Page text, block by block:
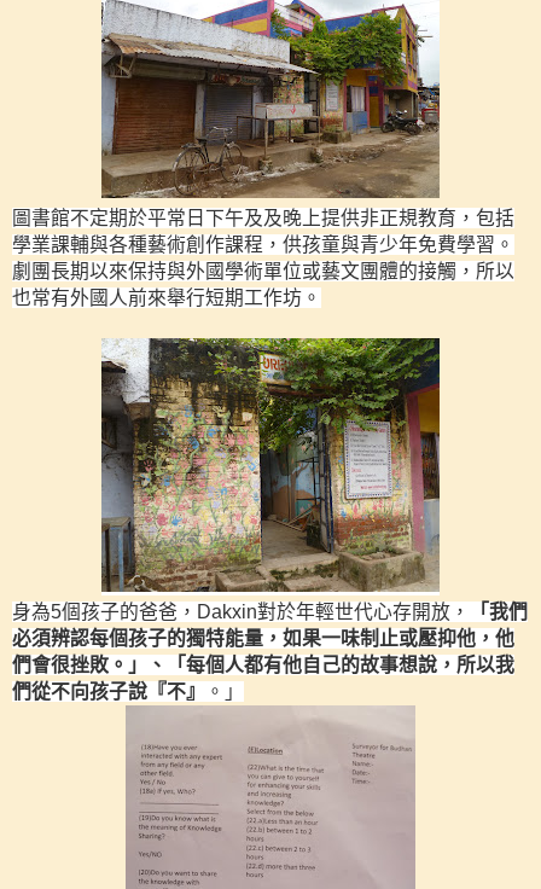
圖書館不定期於平常日下午及及晚上提供非正規教育，包括
學業課輔與各種藝術創作課程，供孩童與青少年免費學習。
劇團長期以來保持與外國學術單位或藝文團體的接觸，所以
也常有外國人前來舉行短期工作坊。
身為5個孩子的爸爸， Dakxin對於年輕世代心存開放，
「我們
必須辨認每個孩子的獨特能量，如果一味制止或壓抑他，他
們會很挫敗。」、「每個人都有他自己的故事想說，所以我
們從不向孩子說『不』
。」